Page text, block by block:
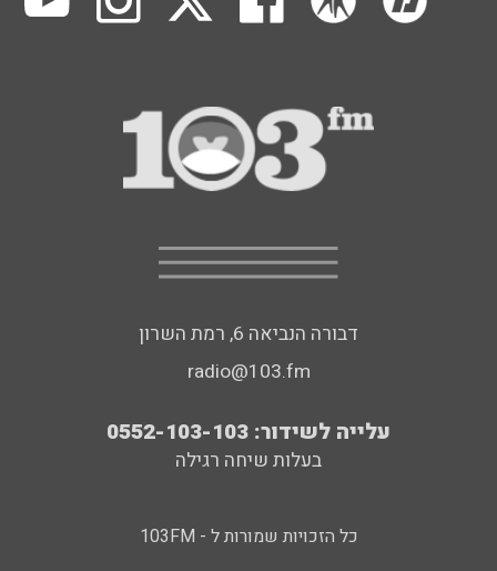
דבורה הנביאה 6, רמת השרון
radio@103.fm
עלייה לשידור: 0552-103-103
בעלות שיחה רגילה
כל הזכויות שמורות ל - 103FM